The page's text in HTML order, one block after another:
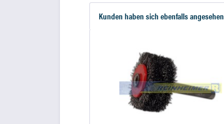
Kunden haben sich ebenfalls angesehen